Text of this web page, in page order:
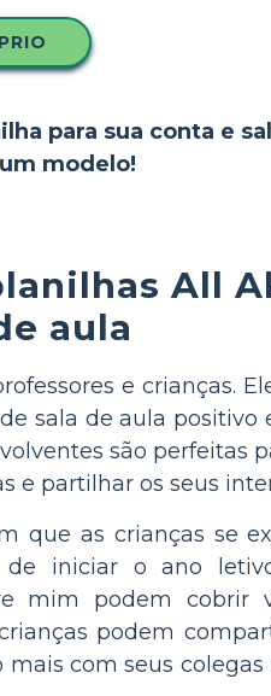
para sua conta e
modelo!
All
aula
e crianças.
sala de aula positivo
são perfeitas
e partilhar os seus
que as crianças se
de iniciar o ano
mim podem cobrir
podem
com seus